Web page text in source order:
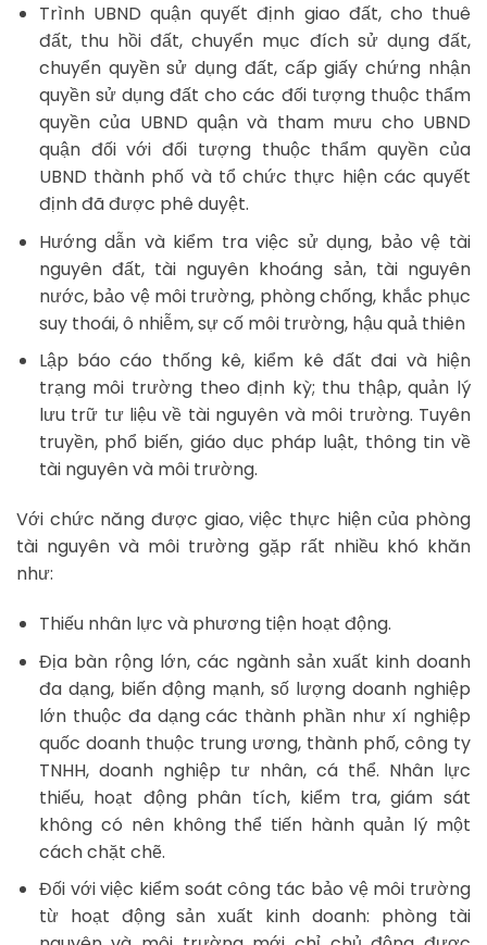
Trình UBND quận quyết định giao đất, cho thuê
đất, thu hồi đất, chuyển mục đích sử dụng đất,
chuyển quyền sử dụng đất, cấp giấy chứng nhận
quyền sử dụng đất cho các đối tượng thuộc thẩm
quyền của UBND quận và tham mưu cho UBND
quận đối với đối tượng thuộc thẩm quyền của
UBND thành phố và tổ chức thực hiện các quyết
định đã được phê duyệt.
Hướng dẫn và kiểm tra việc sử dụng, bảo vệ tài
nguyên đất, tài nguyên khoáng sản, tài nguyên
nước, bảo vệ môi trường, phòng chống, khắc phục
suy thoái, ô nhiễm, sự cố môi trường, hậu quả thiên
Lập báo cáo thống kê, kiểm kê đất đai và hiện
trạng môi trường theo định kỳ; thu thập, quản lý
lưu trữ tư liệu về tài nguyên và môi trường. Tuyên
truyền, phổ biến, giáo dục pháp luật, thông tin về
tài nguyên và môi trường.
Với chức năng được giao, việc thực hiện của phòng
tài nguyên và môi trường gặp rất nhiều khó khăn
như:
Thiếu nhân lực và phương tiện hoạt động.
Địa bàn rộng lớn, các ngành sản xuất kinh doanh
đa dạng, biến động mạnh, số lượng doanh nghiệp
lớn thuộc đa dạng các thành phần như xí nghiệp
quốc doanh thuộc trung ương, thành phố, công ty
TNHH, doanh nghiệp tư nhân, cá thể. Nhân lực
thiếu, hoạt động phân tích, kiểm tra, giám sát
không có nên không thể tiến hành quản lý một
cách chặt chẽ.
Đối với việc kiểm soát công tác bảo vệ môi trường
từ hoạt động sản xuất kinh doanh: phòng tài